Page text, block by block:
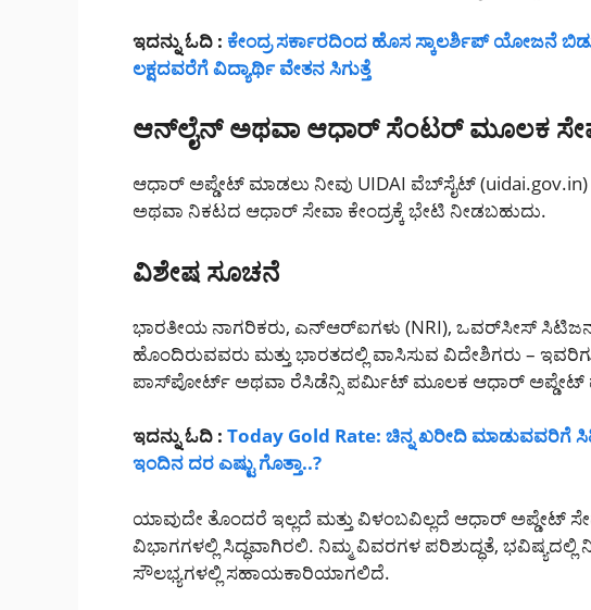
ಇದನ್ನು ಓದಿ : ಕೇಂದ್ರ ಸರ್ಕಾರದಿಂದ ಹೊಸ ಸ್ಕಾಲರ್ಶಿಪ್ ಯೋಜನೆ
ಲಕ್ಷದವರೆಗೆ ವಿದ್ಯಾರ್ಥಿ ವೇತನ ಸಿಗುತ್ತೆ
ಆನ್‌ಲೈನ್ ಅಥವಾ ಆಧಾರ್ ಸೆಂಟರ್‌ ಮೂಲಕ
ಆಧಾರ್ ಅಪ್ಡೇಟ್ ಮಾಡಲು ನೀವು UIDAI ವೆಬ್‌ಸೈಟ್‌
ಅಥವಾ ನಿಕಟದ ಆಧಾರ್ ಸೇವಾ ಕೇಂದ್ರಕ್ಕೆ ಭೇಟಿ ನೀಡಬಹುದು.
ವಿಶೇಷ ಸೂಚನೆ
ಭಾರತೀಯ ನಾಗರಿಕರು, ಎನ್‌ಆರ್‌ಐಗಳು (NRI), ಒವರ್‌ಸೀಸ್
ಹೊಂದಿರುವವರು ಮತ್ತು ಭಾರತದಲ್ಲಿ ವಾಸಿಸುವ ವಿದೇಶಿಗರು –
ಪಾಸ್‌ಪೋರ್ಟ್ ಅಥವಾ ರೆಸಿಡೆನ್ಸಿ ಪರ್ಮಿಟ್ ಮೂಲಕ ಆಧಾರ್ ಅಪ್ಡೇಟ್
ಇದನ್ನು ಓದಿ : Today Gold Rate: ಚಿನ್ನ ಖರೀದಿ ಮಾಡುವವರಿಗೆ
ಇಂದಿನ ದರ ಎಷ್ಟು ಗೊತ್ತಾ..?
ಯಾವುದೇ ತೊಂದರೆ ಇಲ್ಲದೆ ಮತ್ತು ವಿಳಂಬವಿಲ್ಲದೆ ಆಧಾರ್ ಅಪ್ಡೇಟ್
ವಿಭಾಗಗಳಲ್ಲಿ ಸಿದ್ಧವಾಗಿರಲಿ. ನಿಮ್ಮ ವಿವರಗಳ ಪರಿಶುದ್ಧತೆ,
ಸೌಲಭ್ಯಗಳಲ್ಲಿ ಸಹಾಯಕಾರಿಯಾಗಲಿದೆ.